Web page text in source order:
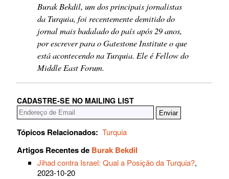
Burak Bekdil, um dos principais jornalistas
da Turquia, foi recentemente demitido do
jornal mais badalado do país após 29 anos,
por escrever para o Gatestone Institute o que
está acontecendo na Turquia. Ele é Fellow do
Middle East Forum.
CADASTRE-SE NO MAILING LIST
Tópicos Relacionados: Turquia
Artigos Recentes de Burak Bekdil
Jihad contra Israel: Qual a Posição da Turquia?,
2023-10-20